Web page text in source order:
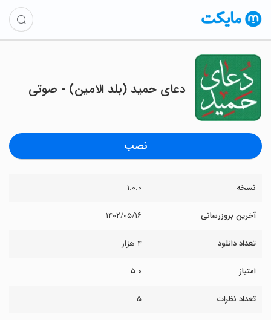
دعای حمید (بلد الامین) - صوتی
نصب
نسخه ۱.۰.۰
آخرین بروزرسانی ۱۴۰۲/۰۵/۱۶
تعداد دانلود ۴ هزار
امتیاز ۵.۰
تعداد نظرات ۵